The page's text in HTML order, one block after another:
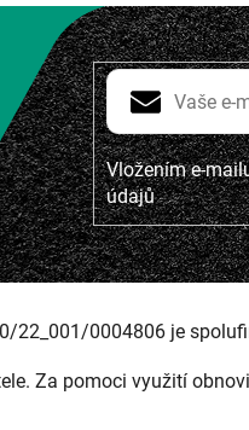
Vložením e-
údajů
22_001/0004806 je
Za pomoci využití